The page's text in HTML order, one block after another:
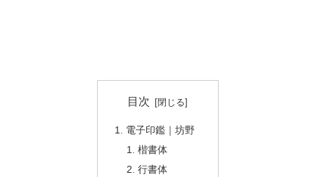
目次
電子印鑑｜坊野
楷書体
行書体